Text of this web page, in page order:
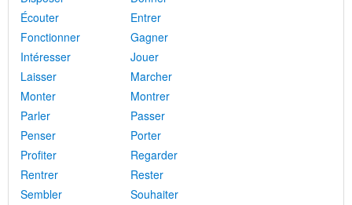
Écouter
Entrer
Fonctionner
Gagner
Intéresser
Jouer
Laisser
Marcher
Monter
Montrer
Parler
Passer
Penser
Porter
Profiter
Regarder
Rentrer
Rester
Sembler
Souhaiter